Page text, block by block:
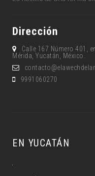
Dirección
Calle 167 Número 401,
Mérida, Yucatán, México.
9991060270
EN YUCATÁN